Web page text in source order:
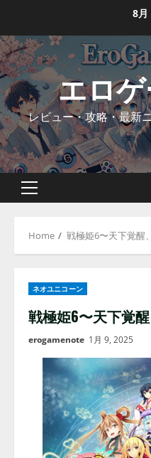
content
8月
エロ
レビュー・攻略・最新
Primary
Home 戦極姫6〜天下覚醒
ネオユニコーン
戦極姫6〜天下覚
erogamenote 1月 9, 2025